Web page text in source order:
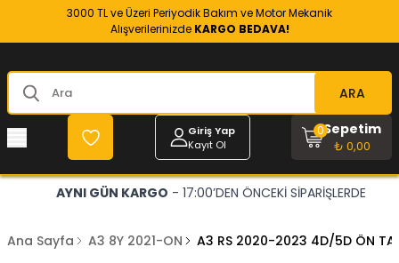
3000 TL ve Üzeri Periyodik Bakım ve Motor Mekanik
Alışverilerinizde KARGO BEDAVA!
ARA
Giriş Yap
Kayıt Ol
Sepetim
₺ 0,00
0
AYNI GÜN KARGO - 17:00’DEN ÖNCEKİ SİPARİŞLERDE
Ana Sayfa A3 8Y 2021-ON A3 RS 2020-2023 4D/5D ÖN